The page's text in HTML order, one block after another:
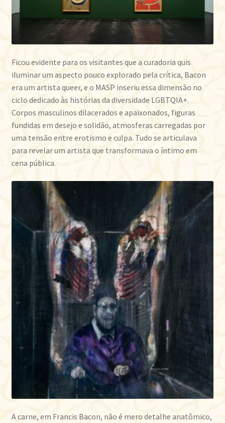
Ficou evidente para os visitantes que a curadoria quis
iluminar um aspecto pouco explorado pela crítica, Bacon
era um artista queer, e o MASP inseriu essa dimensão no
ciclo dedicado às histórias da diversidade LGBTQIA+.
Corpos masculinos dilacerados e apaixonados, figuras
fundidas em desejo e solidão, atmosferas carregadas por
uma tensão entre erotismo e culpa. Tudo se articulava
para revelar um artista que transformava o íntimo em
cena pública.
A carne, em Francis Bacon, não é mero detalhe anatômico,